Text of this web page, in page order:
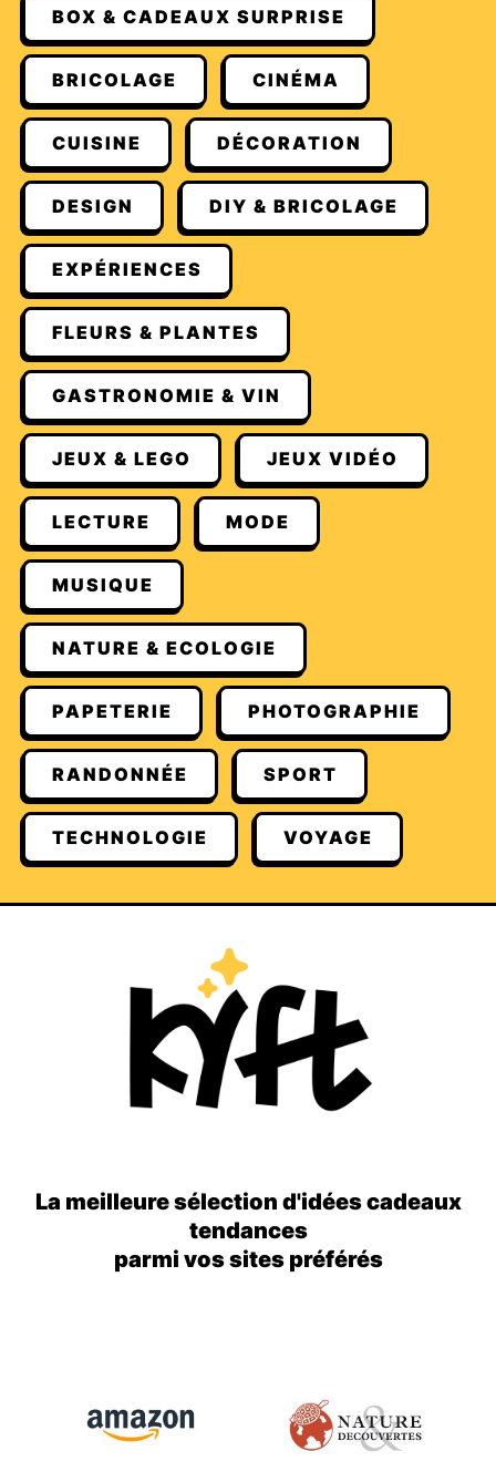
BOX & CADEAUX SURPRISE
BRICOLAGE CINÉMA
CUISINE DÉCORATION
DESIGN DIY & BRICOLAGE
EXPÉRIENCES
FLEURS & PLANTES
GASTRONOMIE & VIN
JEUX & LEGO JEUX VIDÉO
LECTURE MODE
MUSIQUE
NATURE & ECOLOGIE
PAPETERIE PHOTOGRAPHIE
RANDONNÉE SPORT
TECHNOLOGIE VOYAGE
La meilleure sélection d'idées cadeaux
tendances
parmi vos sites préférés